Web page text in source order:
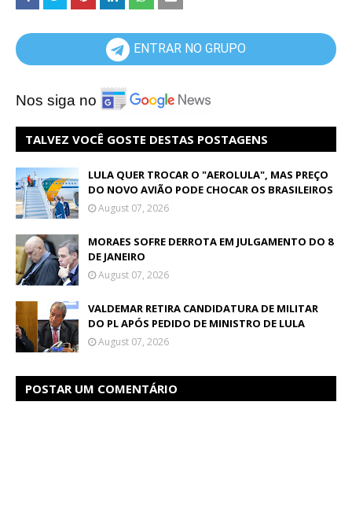
ENTRAR NO GRUPO
Nos siga no
TALVEZ VOCÊ GOSTE DESTAS POSTAGENS
LULA QUER TROCAR O "AEROLULA", MAS PREÇO
DO NOVO AVIÃO PODE CHOCAR OS BRASILEIROS
August 07, 2026
MORAES SOFRE DERROTA EM JULGAMENTO DO 8
DE JANEIRO
August 07, 2026
VALDEMAR RETIRA CANDIDATURA DE MILITAR
DO PL APÓS PEDIDO DE MINISTRO DE LULA
August 07, 2026
POSTAR UM COMENTÁRIO